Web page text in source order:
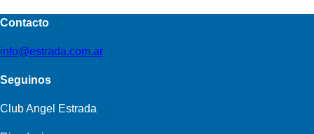
Contacto
info@estrada.com.ar
Seguinos
Club Angel Estrada